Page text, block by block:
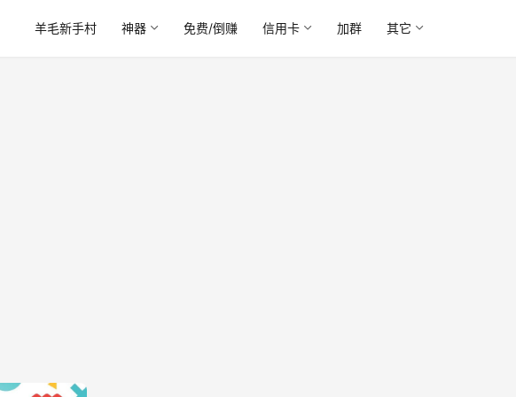
羊毛新手村 神器 免费/倒赚 信用卡 加群 其它